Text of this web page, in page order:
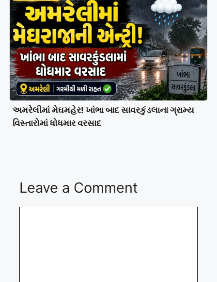
અમરેલીમાં મેઘમહેર! ખાંભા બાદ સાવરકુંડલાના ગ્રામ્ય
વિસ્તારોમાં ધોધમાર વરસાદ
Leave a Comment